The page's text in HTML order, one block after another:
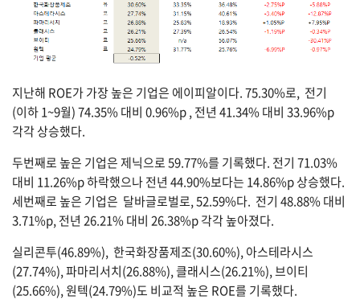
지난해 ROE가 가장 높은 기업은 에이피알이다. 75.30%로, 전기
(이하 1~9월) 74.35% 대비 0.96%p , 전년 41.34% 대비 33.96%p
각각 상승했다.
두번째로 높은 기업은 제닉으로 59.77%를 기록했다. 전기 71.03%
대비 11.26%p 하락했으나 전년 44.90%보다는 14.86%p 상승했다.
세번째로 높은 기업은 달바글로벌로, 52.59%다. 전기 48.88% 대비
3.71%p, 전년 26.21% 대비 26.38%p 각각 높아졌다.
실리콘투(46.89%), 한국화장품제조(30.60%), 아스테라시스
(27.74%), 파마리서치(26.88%), 클래시스(26.21%), 브이티
(25.66%), 원텍(24.79%)도 비교적 높은 ROE를 기록했다.